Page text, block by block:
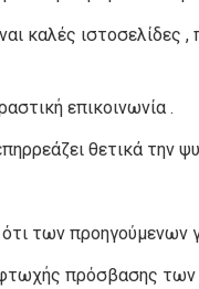
καλές
επικοινωνία .
θετικά την
των
πρόσβασης